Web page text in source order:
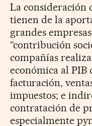
La consideración
tienen de la
grandes
“contribución
compañías
económica al
facturación,
impuestos; e
contratación de
especialmente